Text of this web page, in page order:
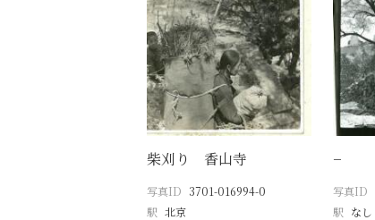
柴刈り 香山寺
写真ID 3701-016994-0
駅 北京
−
写真ID
駅 なし